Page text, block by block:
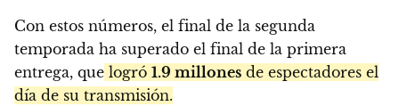
Con estos números, el final de la segunda
temporada ha superado el final de la primera
entrega, que logró 1.9 millones de espectadores el
día de su transmisión.